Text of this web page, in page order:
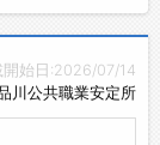
開始日:2026/07/14
川公共職業安定所